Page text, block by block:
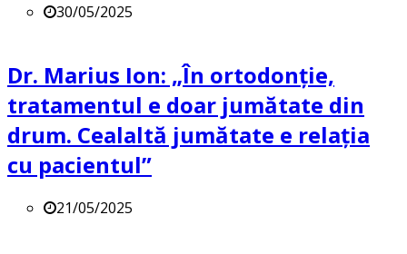
30/05/2025
Dr. Marius Ion: „În ortodonție,
tratamentul e doar jumătate din
drum. Cealaltă jumătate e relația
cu pacientul”
21/05/2025